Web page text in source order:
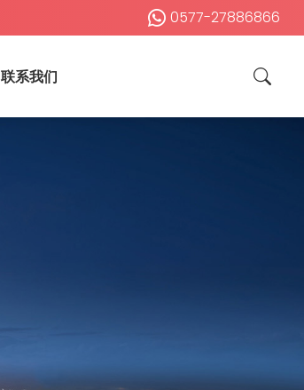
0577-27886866
联系我们